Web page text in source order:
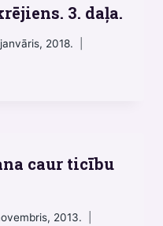
3. daļa.
2018.
caur ticību
2013.